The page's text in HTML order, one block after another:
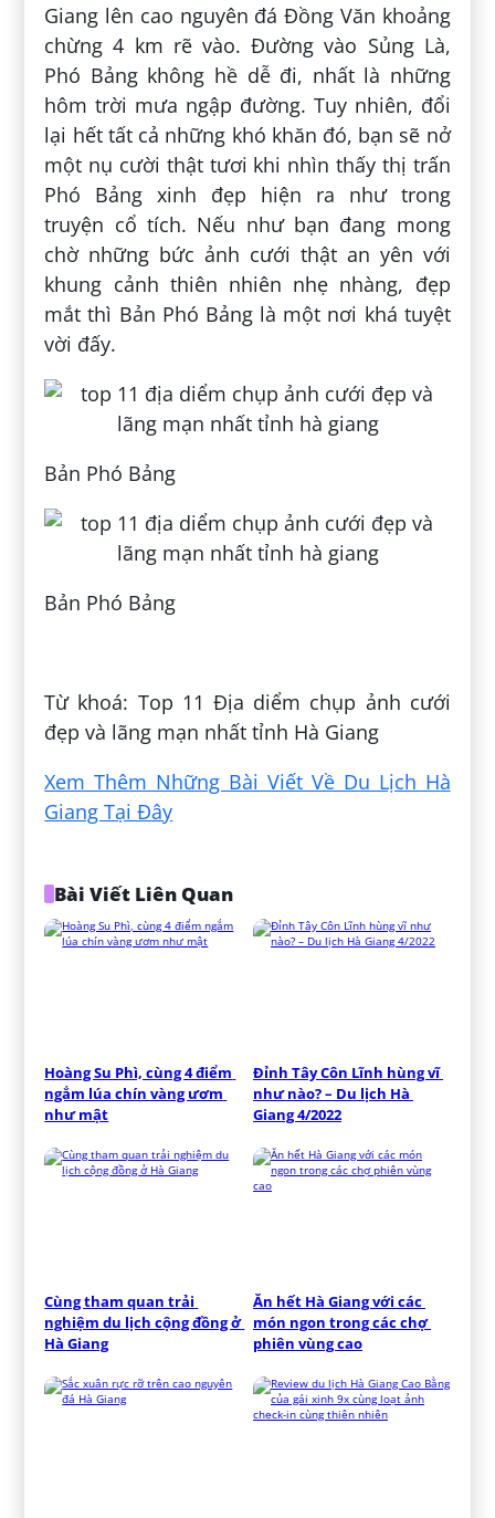
Giang lên cao nguyên đá Đồng Văn khoảng
chừng 4 km rẽ vào. Đường vào Sủng Là,
Phó Bảng không hề dễ đi, nhất là những
hôm trời mưa ngập đường. Tuy nhiên, đổi
lại hết tất cả những khó khăn đó, bạn sẽ nở
một nụ cười thật tươi khi nhìn thấy thị trấn
Phó Bảng xinh đẹp hiện ra như trong
truyện cổ tích. Nếu như bạn đang mong
chờ những bức ảnh cưới thật an yên với
khung cảnh thiên nhiên nhẹ nhàng, đẹp
mắt thì Bản Phó Bảng là một nơi khá tuyệt
vời đấy.
Bản Phó Bảng
Bản Phó Bảng
Từ khoá: Top 11 Địa diểm chụp ảnh cưới
đẹp và lãng mạn nhất tỉnh Hà Giang
Xem Thêm Những Bài Viết Về Du Lịch Hà
Giang Tại Đây
Bài Viết Liên Quan
Hoàng Su Phì, cùng 4 điểm
ngắm lúa chín vàng ươm
như mật
Đỉnh Tây Côn Lĩnh hùng vĩ
như nào? – Du lịch Hà
Giang 4/2022
Cùng tham quan trải
nghiệm du lịch cộng đồng ở
Hà Giang
Ăn hết Hà Giang với các
món ngon trong các chợ
phiên vùng cao